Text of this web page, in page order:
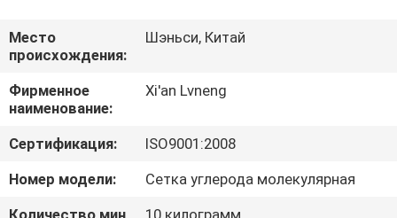
VR
ШОУ
О
НАС
ЭКСКУРСИЯ
Место
происхождения:
Шэньси, Китай
Фирменное
наименование:
Xi'an Lvneng
Сертификация:
ISO9001:2008
Номер модели:
Сетка углерода молекулярная